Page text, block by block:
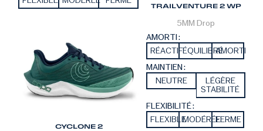
CYCLONE 2
TRAILVENTURE 2 WP
5MM Drop
AMORTI :
RÉACTIFÉQUILIBRÉAMORTI
MAINTIEN :
NEUTRE
LÉGÈRE
STABILITÉ
FLEXIBILITÉ :
FLEXIBLEMODÉRÉEFERME